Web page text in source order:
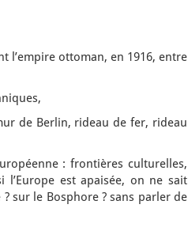
l’empire ottoman, en 1916, entre
de Berlin, rideau de fer, rideau
: frontières culturelles,
est apaisée, on ne sait
sur le Bosphore ? sans parler de